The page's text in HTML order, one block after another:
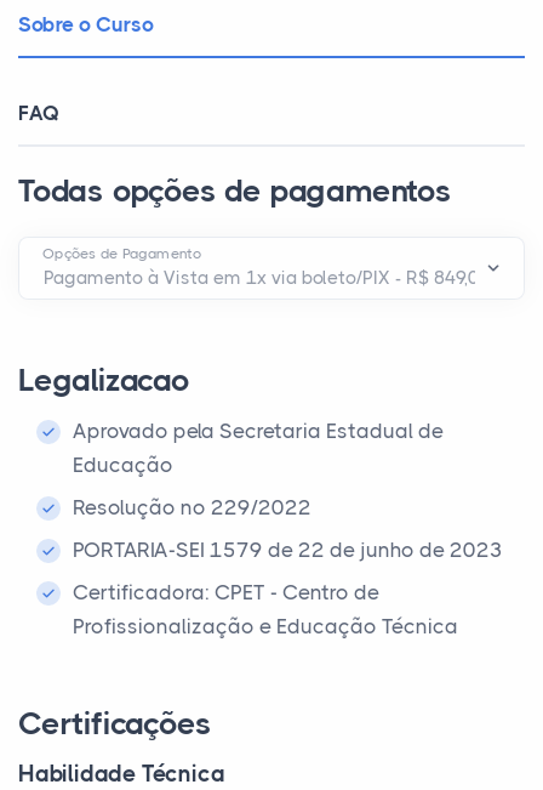
Sobre o Curso
FAQ
Todas opções de pagamentos
Opções de Pagamento
Legalizacao
Aprovado pela Secretaria Estadual de
Educação
Resolução nº 229/2022
PORTARIA-SEI 1579 de 22 de junho de 2023
Certificadora: CPET - Centro de
Profissionalização e Educação Técnica
Certificações
Habilidade Técnica